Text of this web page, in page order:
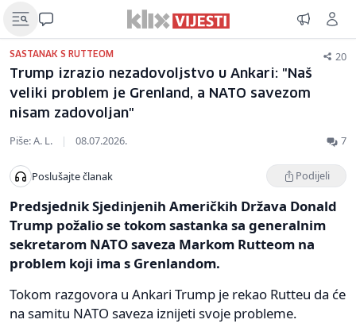
SASTANAK S RUTTEOM 20
Trump izrazio nezadovoljstvo u Ankari: "Naš
veliki problem je Grenland, a NATO savezom
nisam zadovoljan"
Piše: A. L. | 08.07.2026. 7
Poslušajte članak Podijeli
Predsjednik Sjedinjenih Američkih Država Donald
Trump požalio se tokom sastanka sa generalnim
sekretarom NATO saveza Markom Rutteom na
problem koji ima s Grenlandom.
Tokom razgovora u Ankari Trump je rekao Rutteu da će
na samitu NATO saveza iznijeti svoje probleme.